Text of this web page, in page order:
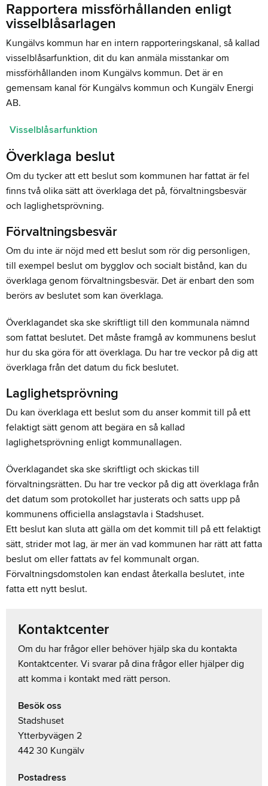
Rapportera missförhållanden enligt
visselblåsarlagen
Kungälvs kommun har en intern rapporteringskanal, så kallad
visselblåsarfunktion, dit du kan anmäla misstankar om
missförhållanden inom Kungälvs kommun. Det är en
gemensam kanal för Kungälvs kommun och Kungälv Energi
AB.
Visselblåsarfunktion
Överklaga beslut
Om du tycker att ett beslut som kommunen har fattat är fel
finns två olika sätt att överklaga det på, förvaltningsbesvär
och laglighetsprövning.
Förvaltningsbesvär
Om du inte är nöjd med ett beslut som rör dig personligen,
till exempel beslut om bygglov och socialt bistånd, kan du
överklaga genom förvaltningsbesvär. Det är enbart den som
berörs av beslutet som kan överklaga.
Överklagandet ska ske skriftligt till den kommunala nämnd
som fattat beslutet. Det måste framgå av kommunens beslut
hur du ska göra för att överklaga. Du har tre veckor på dig att
överklaga från det datum du fick beslutet.
Laglighetsprövning
Du kan överklaga ett beslut som du anser kommit till på ett
felaktigt sätt genom att begära en så kallad
laglighetsprövning enligt kommunallagen.
Överklagandet ska ske skriftligt och skickas till
förvaltningsrätten. Du har tre veckor på dig att överklaga från
det datum som protokollet har justerats och satts upp på
kommunens officiella anslagstavla i Stadshuset.
Ett beslut kan sluta att gälla om det kommit till på ett felaktigt
sätt, strider mot lag, är mer än vad kommunen har rätt att fatta
beslut om eller fattats av fel kommunalt organ.
Förvaltningsdomstolen kan endast återkalla beslutet, inte
fatta ett nytt beslut.
Kontaktcenter
Om du har frågor eller behöver hjälp ska du kontakta
Kontaktcenter. Vi svarar på dina frågor eller hjälper dig
att komma i kontakt med rätt person.
Besök oss
Stadshuset
Ytterbyvägen 2
442 30 Kungälv
Postadress